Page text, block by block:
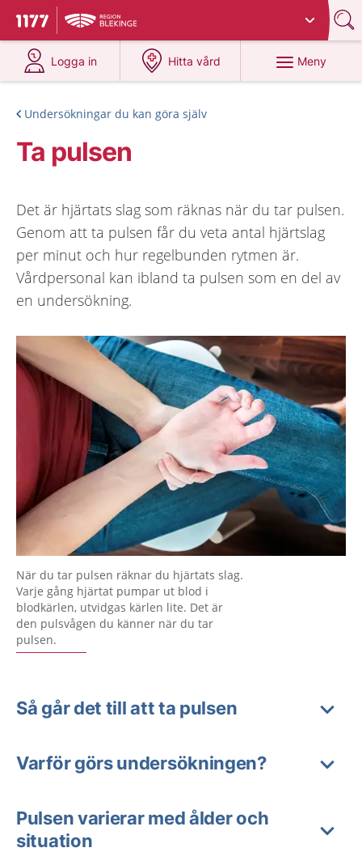
Till startsidan för 1177
Du har valt region
Logga in
på 1177.se
Hitta vård
på 1177.se
Meny
Undersökningar du kan göra själv
Ta pulsen
Det är hjärtats slag som räknas när du tar pulsen.
Genom att ta pulsen får du veta antal hjärtslag
per minut och hur regelbunden rytmen är.
Vårdpersonal kan ibland ta pulsen som en del av
en undersökning.
När du tar pulsen räknar du hjärtats slag.
Varje gång hjärtat pumpar ut blod i
blodkärlen, utvidgas kärlen lite. Det är
den pulsvågen du känner när du tar
pulsen.
Så går det till att ta pulsen
Varför görs undersökningen?
Pulsen varierar med ålder och
situation